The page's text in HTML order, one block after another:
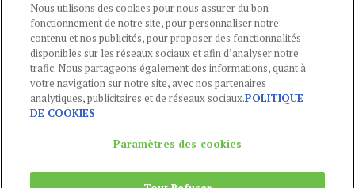
CGU-POLITIQUE DE CONFIDENTIALITÉ -POLITIQUE DES COOKIES
MENTIONS LÉGALES -AIDE
CONTACT
01 44 59 91 11
Du Lundi au Vendredi, 9h-13h et 14h-17h
Nous utilisons des cookies pour nous assurer du bon
fonctionnement de notre site, pour personnaliser notre
contenu et nos publicités, pour proposer des fonctionnalités
disponibles sur les réseaux sociaux et afin d’analyser notre
trafic. Nous partageons également des informations, quant à
votre navigation sur notre site, avec nos partenaires
analytiques, publicitaires et de réseaux sociaux.POLITIQUE
DE COOKIES
Paramètres des cookies